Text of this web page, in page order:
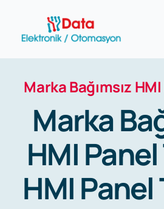
Anasayfa
Siemens
Marka Bağımsız
Marka
HMI
HMI